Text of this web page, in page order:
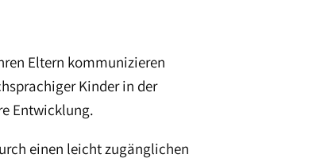
Eltern kommunizieren
Kinder in der
Entwicklung.
einen leicht zugänglichen